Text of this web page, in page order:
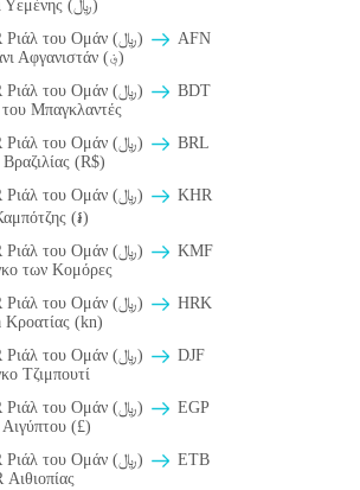
Ριάλι Υεμένης (﷼)
OMR Ριάλ του Ομάν (﷼)
AFN
Αφγάνι Αφγανιστάν (؋)
OMR Ριάλ του Ομάν (﷼)
BDT
Μπαγκλαντές
OMR Ριάλ του Ομάν (﷼)
BRL
(R$)
OMR Ριάλ του Ομάν (﷼)
KHR
(៛)
OMR Ριάλ του Ομάν (﷼)
KMF
των Κομόρες
OMR Ριάλ του Ομάν (﷼)
HRK
Κροατίας (kn)
OMR Ριάλ του Ομάν (﷼)
DJF
Τζιμπουτί
OMR Ριάλ του Ομάν (﷼)
EGP
(£)
OMR Ριάλ του Ομάν (﷼)
ETB